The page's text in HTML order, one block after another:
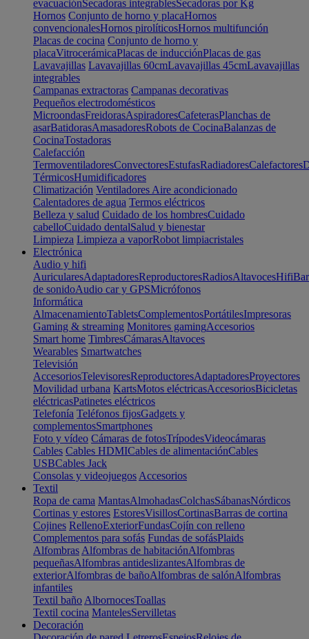
evacuaciónSecadoras integrablesSecadoras por Kg
Hornos Conjunto de horno y placaHornos
convencionalesHornos pirolíticosHornos multifunción
Placas de cocina Conjunto de horno y
placaVitrocerámicaPlacas de inducciónPlacas de gas
Lavavajillas Lavavajillas 60cmLavavajillas 45cmLavavajillas
integrables
Campanas extractoras Campanas decorativas
Pequeños electrodomésticos
MicroondasFreidorasAspiradoresCafeterasPlanchas de
asarBatidorasAmasadoresRobots de CocinaBalanzas de
CocinaTostadoras
Calefacción
TermoventiladoresConvectoresEstufasRadiadoresCalefactores
TérmicosHumidificadores
Climatización Ventiladores Aire acondicionado
Calentadores de agua Termos eléctricos
Belleza y salud Cuidado de los hombresCuidado
cabelloCuidado dentalSalud y bienestar
Limpieza Limpieza a vaporRobot limpiacristales
Electrónica
Audio y hifi
AuricularesAdaptadoresReproductoresRadiosAltavocesHifi
de sonidoAudio car y GPSMicrófonos
Informática
AlmacenamientoTabletsComplementosPortátilesImpresoras
Gaming & streaming Monitores gamingAccesorios
Smart home TimbresCámarasAltavoces
Wearables Smartwatches
Televisión
AccesoriosTelevisoresReproductoresAdaptadoresProyectores
Movilidad urbana KartsMotos eléctricasAccesoriosBicicletas
eléctricasPatinetes eléctricos
Telefonía Teléfonos fijosGadgets y
complementosSmartphones
Foto y vídeo Cámaras de fotosTrípodesVideocámaras
Cables Cables HDMICables de alimentaciónCables
USBCables Jack
Consolas y videojuegos Accesorios
Textil
Ropa de cama MantasAlmohadasColchasSábanasNórdicos
Cortinas y estores EstoresVisillosCortinasBarras de cortina
Cojines RellenoExteriorFundasCojín con relleno
Complementos para sofás Fundas de sofásPlaids
Alfombras Alfombras de habitaciónAlfombras
pequeñasAlfombras antideslizantesAlfombras de
exteriorAlfombras de bañoAlfombras de salónAlfombras
infantiles
Textil baño AlbornocesToallas
Textil cocina MantelesServilletas
Decoración